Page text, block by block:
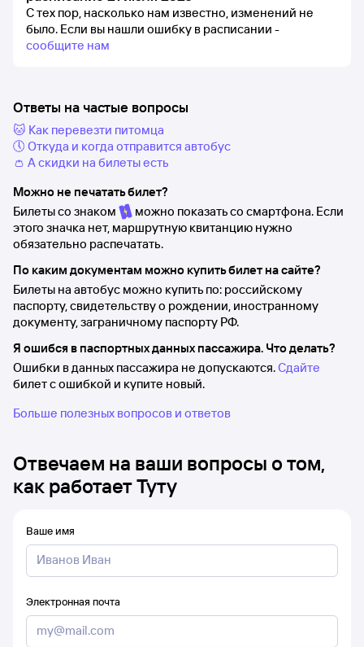
С тех пор, насколько нам известно, изменений не
было. Если вы нашли ошибку в расписании -
сообщите нам
Ответы на частые вопросы
🐱 Как перевезти питомца
🕔 Откуда и когда отправится автобус
👛 А скидки на билеты есть
Можно не печатать билет?
Билеты со знаком
можно показать со смартфона. Если
этого значка нет, маршрутную квитанцию нужно
обязательно распечатать.
По каким документам можно купить билет на сайте?
Билеты на автобус можно купить по: российскому
паспорту, свидетельству о рождении, иностранному
документу, заграничному паспорту РФ.
Я ошибся в паспортных данных пассажира. Что делать?
Ошибки в данных пассажира не допускаются.Сдайте
билет с ошибкой и купите новый.
Больше полезных вопросов и ответов
Отвечаем на ваши вопросы о том,
как работает Туту
Ваше имя
Электронная почта